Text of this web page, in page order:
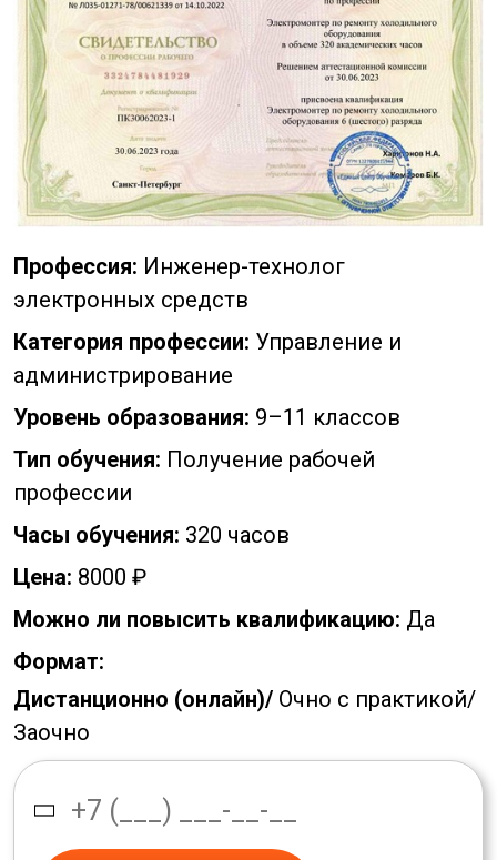
Профессия: Инженер-технолог
электронных средств
Категория профессии: Управление и
администрирование
Уровень образования: 9–11 классов
Тип обучения: Получение рабочей
профессии
Часы обучения: 320 часов
Цена: 8000 ₽
Можно ли повысить квалификацию: Да
Формат:
Дистанционно (онлайн)/ Очно с практикой/
Заочно